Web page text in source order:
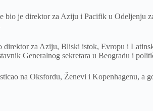
bio je direktor za Aziju i Pacifik u Odeljenju
direktor za Aziju, Bliski istok, Evropu i
Generalnog sekretara u Beogradu i
na Oksfordu, Ženevi i Kopenhagenu, a